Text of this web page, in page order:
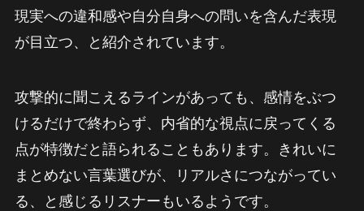
現実への違和感や自分自身への問いを含んだ表現
が目立つ、と紹介されています。
攻撃的に聞こえるラインがあっても、感情をぶつ
けるだけで終わらず、内省的な視点に戻ってくる
点が特徴だと語られることもあります。きれいに
まとめない言葉選びが、リアルさにつながってい
る、と感じるリスナーもいるようです。